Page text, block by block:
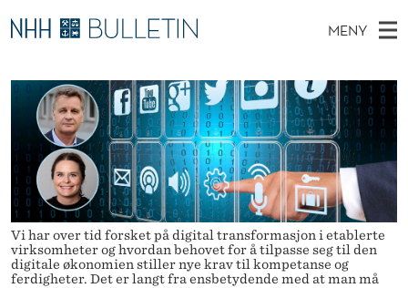
U
M
U
L
G
Å
F
MENY
O
V
E
D
M
E
N
Y
Ø
K
T
T
S
T
E
D
E
T
Stipendiater og nye forskerprofiler
Disputaser
Ekspertutvalg
Om Bulletin
Vi har over tid forsket på digital transformasjon i etablerte
virksomheter og hvordan behovet for å tilpasse seg til den
digitale økonomien stiller nye krav til kompetanse og
ferdigheter. Det er langt fra ensbetydende med at man må